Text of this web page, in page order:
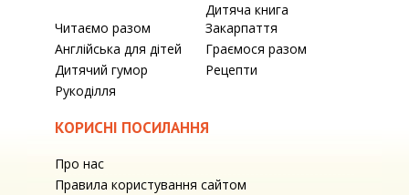
Читаємо разом
Дитяча книга
Закарпаття
Англійська для дітей
Граємося разом
Дитячий гумор
Рецепти
Рукоділля
КОРИСНІ ПОСИЛАННЯ
Про нас
Правила користування сайтом